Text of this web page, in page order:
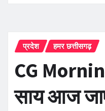
प्रदेश हमर छत्तीसगढ़
CG
साय आज